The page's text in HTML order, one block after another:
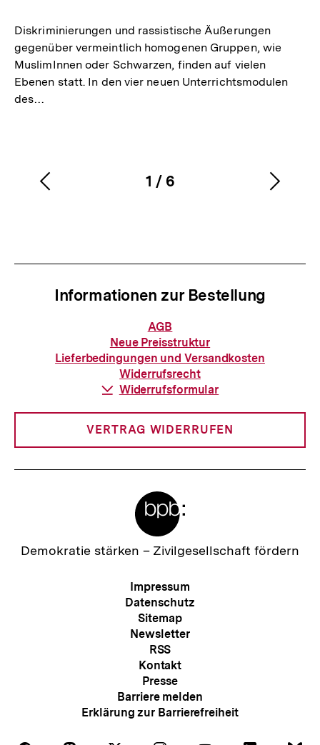
Diskriminierungen und rassistische Äußerungen
gegenüber vermeintlich homogenen Gruppen, wie
MuslimInnen oder Schwarzen, finden auf vielen
Ebenen statt. In den vier neuen Unterrichtsmodulen
des…
Karussellinhalt
1
von
/ 6
Vorherigen
Informationen zur Bestellung
Informationen
zur
Bestellung
AGB
Neue Preisstruktur
Lieferbedingungen und Versandkosten
Widerrufsrecht
Download-
Widerrufsformular
VERTRAG WIDERRUFEN
Zur
Demokratie stärken – Zivilgesellschaft fördern
Meta-
Navigation
Impressum
Datenschutz
Sitemap
Newsletter
RSS
Kontakt
Presse
Barriere melden
Erklärung zur Barrierefreiheit